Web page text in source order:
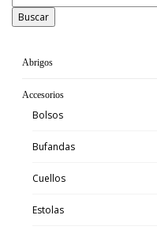
Buscar
Abrigos
Accesorios
Bolsos
Bufandas
Cuellos
Estolas